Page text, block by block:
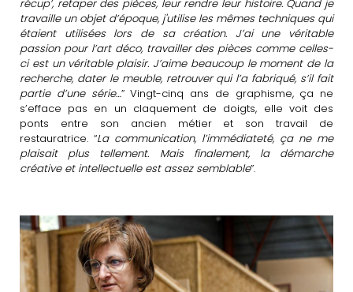
récup’, retaper des pièces, leur rendre leur histoire. Quand je
travaille un objet d’époque, j'utilise les mêmes techniques qui
étaient utilisées lors de sa création. J’ai une véritable
passion pour l’art déco, travailler des pièces comme celles-
ci est un véritable plaisir. J’aime beaucoup le moment de la
recherche, dater le meuble, retrouver qui l’a fabriqué, s’il fait
partie d’une série…” Vingt-cinq ans de graphisme, ça ne
s’efface pas en un claquement de doigts, elle voit des
ponts entre son ancien métier et son travail de
restauratrice. “La communication, l’immédiateté, ça ne me
plaisait plus tellement. Mais finalement, la démarche
créative et intellectuelle est assez semblable”.